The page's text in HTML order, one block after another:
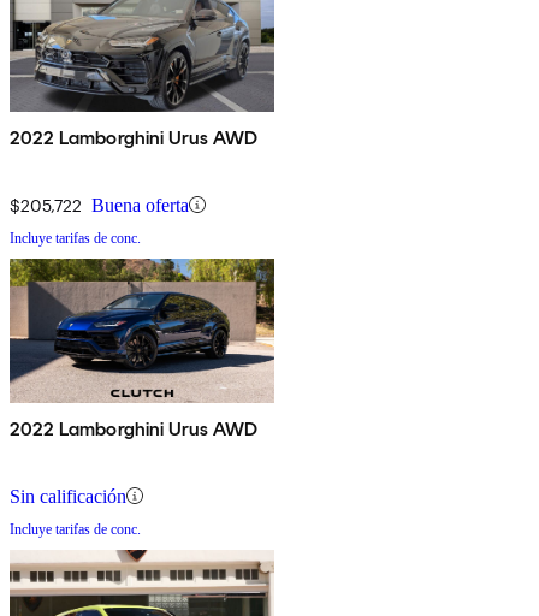
2022 Lamborghini Urus AWD
$205,722 Buena oferta
Incluye tarifas de conc.
2022 Lamborghini Urus AWD
Sin calificación
Incluye tarifas de conc.